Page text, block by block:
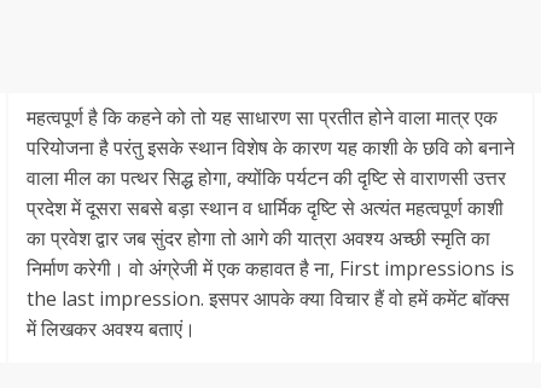
महत्वपूर्ण है कि कहने को तो यह साधारण सा प्रतीत होने वाला मात्र एक
परियोजना है परंतु इसके स्थान विशेष के कारण यह काशी के छवि को बनाने
वाला मील का पत्थर सिद्ध होगा, क्योंकि पर्यटन की दृष्टि से वाराणसी उत्तर
प्रदेश में दूसरा सबसे बड़ा स्थान व धार्मिक दृष्टि से अत्यंत महत्वपूर्ण काशी
का प्रवेश द्वार जब सुंदर होगा तो आगे की यात्रा अवश्य अच्छी स्मृति का
निर्माण करेगी। वो अंग्रेजी में एक कहावत है ना, First impressions is
the last impression. इसपर आपके क्या विचार हैं वो हमें कमेंट बाॅक्स
में लिखकर अवश्य बताएं।